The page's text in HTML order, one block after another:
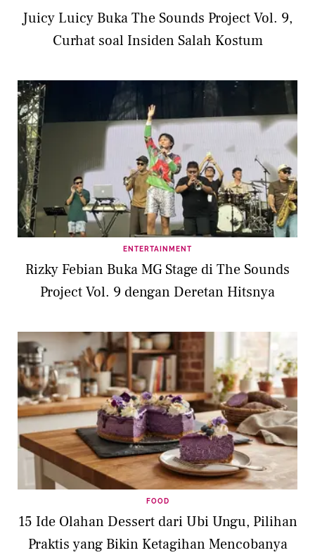
Juicy Luicy Buka The Sounds Project Vol. 9,
Curhat soal Insiden Salah Kostum
ENTERTAINMENT
Rizky Febian Buka MG Stage di The Sounds
Project Vol. 9 dengan Deretan Hitsnya
FOOD
15 Ide Olahan Dessert dari Ubi Ungu, Pilihan
Praktis yang Bikin Ketagihan Mencobanya